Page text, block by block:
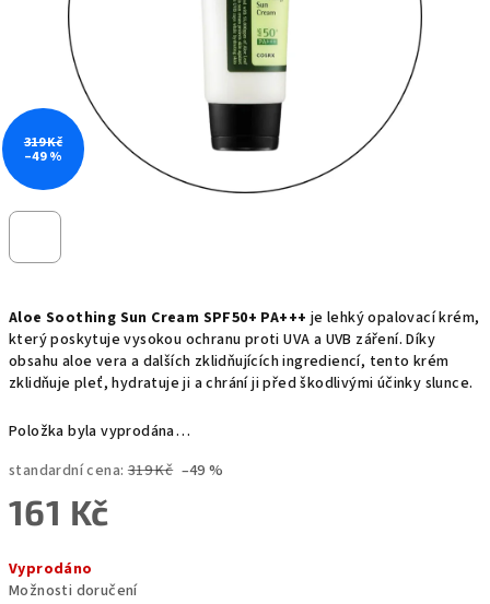
Aloe Soothing Sun Cream SPF50+ PA+++ je lehký opalovací krém,
který poskytuje vysokou ochranu proti UVA a UVB záření. Díky
obsahu aloe vera a dalších zklidňujících ingrediencí, tento krém
zklidňuje pleť, hydratuje ji a chrání ji před škodlivými účinky slunce.
Položka byla vyprodána…
standardní cena: 319 Kč –49 %
161 Kč
cena:
Vyprodáno
Možnosti doručení
319 Kč
–49 %